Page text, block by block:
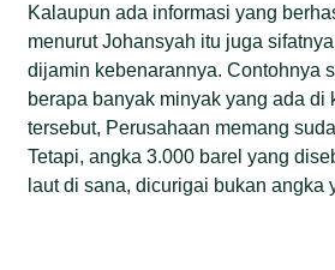
Kalaupun ada informasi yang
menurut Johansyah itu juga
dijamin kebenarannya. Contohnya
berapa banyak minyak yang ada di
tersebut, Perusahaan memang
Tetapi, angka 3.000 barel yang
laut di sana, dicurigai bukan angka